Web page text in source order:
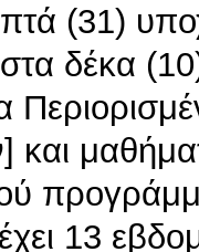
(31)
δέκα
και
13